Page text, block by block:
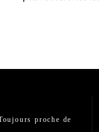
proche de